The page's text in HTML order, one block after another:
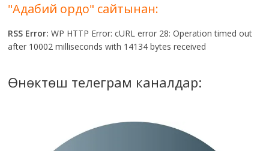
"Адабий ордо" сайтынан:
RSS Error: WP HTTP Error: cURL error 28: Operation timed out
after 10002 milliseconds with 14134 bytes received
Өнөктөш телеграм каналдар: